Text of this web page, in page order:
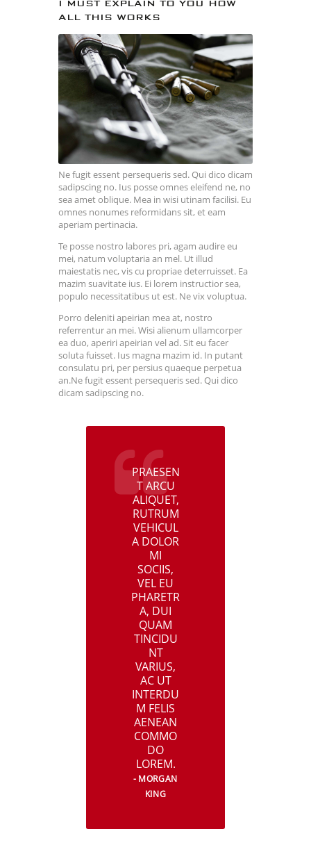
I MUST EXPLAIN TO YOU HOW
ALL THIS WORKS
Ne fugit essent persequeris sed. Qui dico dicam
sadipscing no. Ius posse omnes eleifend ne, no
sea amet oblique. Mea in wisi utinam facilisi. Eu
omnes nonumes reformidans sit, et eam
aperiam pertinacia.
Te posse nostro labores pri, agam audire eu
mei, natum voluptaria an mel. Ut illud
maiestatis nec, vis cu propriae deterruisset. Ea
mazim suavitate ius. Ei lorem instructior sea,
populo necessitatibus ut est. Ne vix voluptua.
Porro deleniti apeirian mea at, nostro
referrentur an mei. Wisi alienum ullamcorper
ea duo, aperiri apeirian vel ad. Sit eu facer
soluta fuisset. Ius magna mazim id. In putant
consulatu pri, per persius quaeque perpetua
an.Ne fugit essent persequeris sed. Qui dico
dicam sadipscing no.
PRAESEN
T ARCU
ALIQUET,
RUTRUM
VEHICUL
A DOLOR
MI
SOCIIS,
VEL EU
PHARETR
A, DUI
QUAM
TINCIDU
NT
VARIUS,
AC UT
INTERDU
M FELIS
AENEAN
COMMO
DO
LOREM.
MORGAN
KING